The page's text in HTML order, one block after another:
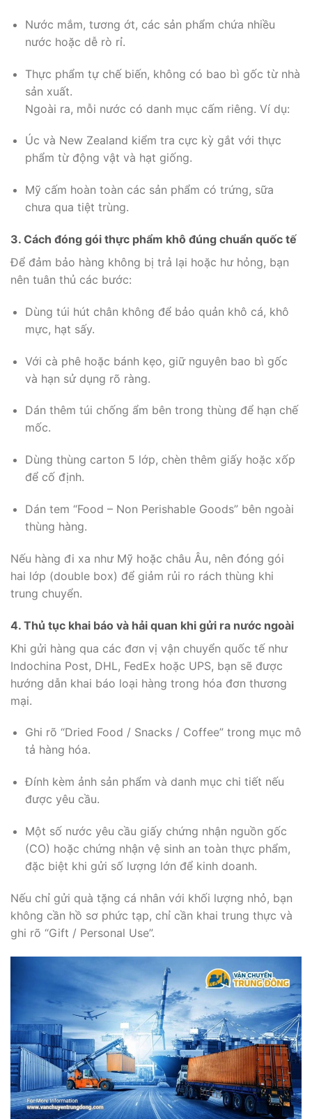
Nước mắm, tương ớt, các sản phẩm chứa nhiều
nước hoặc dễ rò rỉ.
Thực phẩm tự chế biến, không có bao bì gốc từ nhà
sản xuất.
Ngoài ra, mỗi nước có danh mục cấm riêng. Ví dụ:
Úc và New Zealand kiểm tra cực kỳ gắt với thực
phẩm từ động vật và hạt giống.
Mỹ cấm hoàn toàn các sản phẩm có trứng, sữa
chưa qua tiệt trùng.
3. Cách đóng gói thực phẩm khô đúng chuẩn quốc tế
Để đảm bảo hàng không bị trả lại hoặc hư hỏng, bạn
nên tuân thủ các bước:
Dùng túi hút chân không để bảo quản khô cá, khô
mực, hạt sấy.
Với cà phê hoặc bánh kẹo, giữ nguyên bao bì gốc
và hạn sử dụng rõ ràng.
Dán thêm túi chống ẩm bên trong thùng để hạn chế
mốc.
Dùng thùng carton 5 lớp, chèn thêm giấy hoặc xốp
để cố định.
Dán tem “Food – Non Perishable Goods” bên ngoài
thùng hàng.
Nếu hàng đi xa như Mỹ hoặc châu Âu, nên đóng gói
hai lớp (double box) để giảm rủi ro rách thùng khi
trung chuyển.
4. Thủ tục khai báo và hải quan khi gửi ra nước ngoài
Khi gửi hàng qua các đơn vị vận chuyển quốc tế như
Indochina Post, DHL, FedEx hoặc UPS, bạn sẽ được
hướng dẫn khai báo loại hàng trong hóa đơn thương
mại.
Ghi rõ “Dried Food / Snacks / Coffee” trong mục mô
tả hàng hóa.
Đính kèm ảnh sản phẩm và danh mục chi tiết nếu
được yêu cầu.
Một số nước yêu cầu giấy chứng nhận nguồn gốc
(CO) hoặc chứng nhận vệ sinh an toàn thực phẩm,
đặc biệt khi gửi số lượng lớn để kinh doanh.
Nếu chỉ gửi quà tặng cá nhân với khối lượng nhỏ, bạn
không cần hồ sơ phức tạp, chỉ cần khai trung thực và
ghi rõ “Gift / Personal Use”.